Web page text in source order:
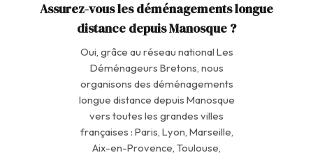
Assurez-vous les déménagements longue
distance depuis Manosque ?
Oui, grâce au réseau national Les
Déménageurs Bretons, nous
organisons des déménagements
longue distance depuis Manosque
vers toutes les grandes villes
françaises : Paris, Lyon, Marseille,
Aix-en-Provence, Toulouse,